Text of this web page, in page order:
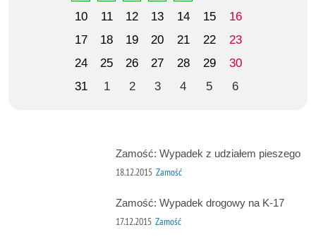
10
11 12 13 14 15
16
17
18 19 20 21 22
23
24
25 26 27 28 29
30
31
1 2 3 4 5 6
Zamość: Wypadek z udziałem pieszego
18.12.2015 Zamość
Zamość: Wypadek drogowy na K-17
17.12.2015 Zamość